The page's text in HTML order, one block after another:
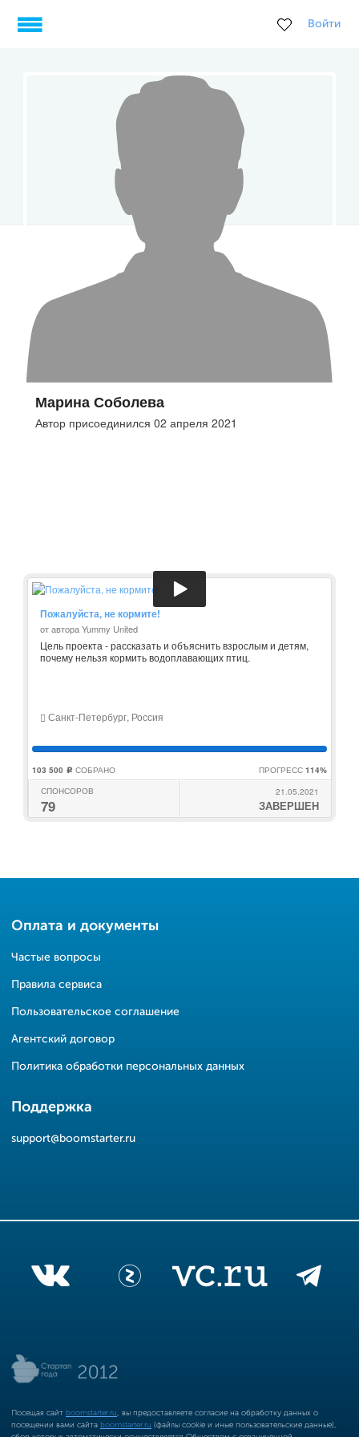
Войти
Марина Соболева
Автор присоединился 02 апреля 2021
Пожалуйста, не кормите!
от автора Yummy United
Цель проекта - рассказать и объяснить взрослым и детям,
почему нельзя кормить водоплавающих птиц.
Санкт-Петербург, Россия
103 500 c СОБРАНО ПРОГРЕСС 114%
СПОНСОРОВ
79
21.05.2021
ЗАВЕРШЕН
Оплата и документы
Частые вопросы
Правила сервиса
Пользовательское соглашение
Агентский договор
Политика обработки персональных данных
Поддержка
support@boomstarter.ru
Посещая сайт boomstarter.ru , вы предоставляете согласие на обработку данных о
посещении вами сайта boomstarter.ru (файлы cookie и иные пользовательские данные),